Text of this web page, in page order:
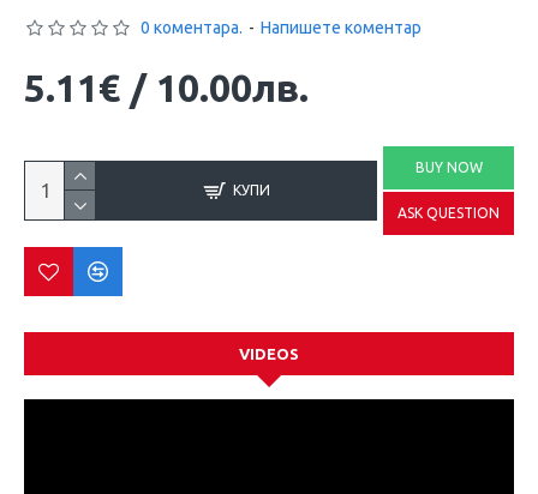
0 коментара. - Напишете коментар
5.11€ / 10.00лв.
КУПИ
BUY NOW
ASK QUESTION
VIDEOS